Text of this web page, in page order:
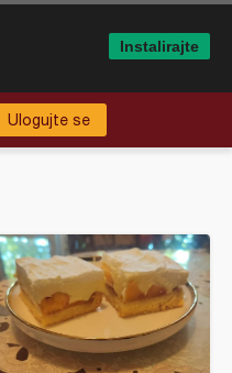
Ulogujte se
Instalirajte